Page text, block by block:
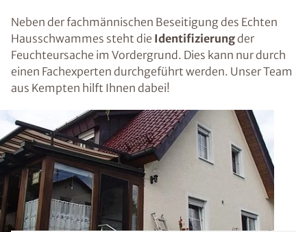
Neben der fachmännischen Beseitigung des Echten
Hausschwammes steht die Identifizierungder
Feuchteursache im Vordergrund. Dies kann nur durch
einen Fachexperten durchgeführt werden. Unser Team
aus Kempten hilft Ihnen dabei!